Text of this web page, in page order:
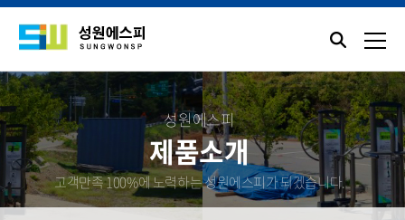
성원에스피
제품소개
고객만족 100%에 노력하는 성원에스피가 되겠습니다.